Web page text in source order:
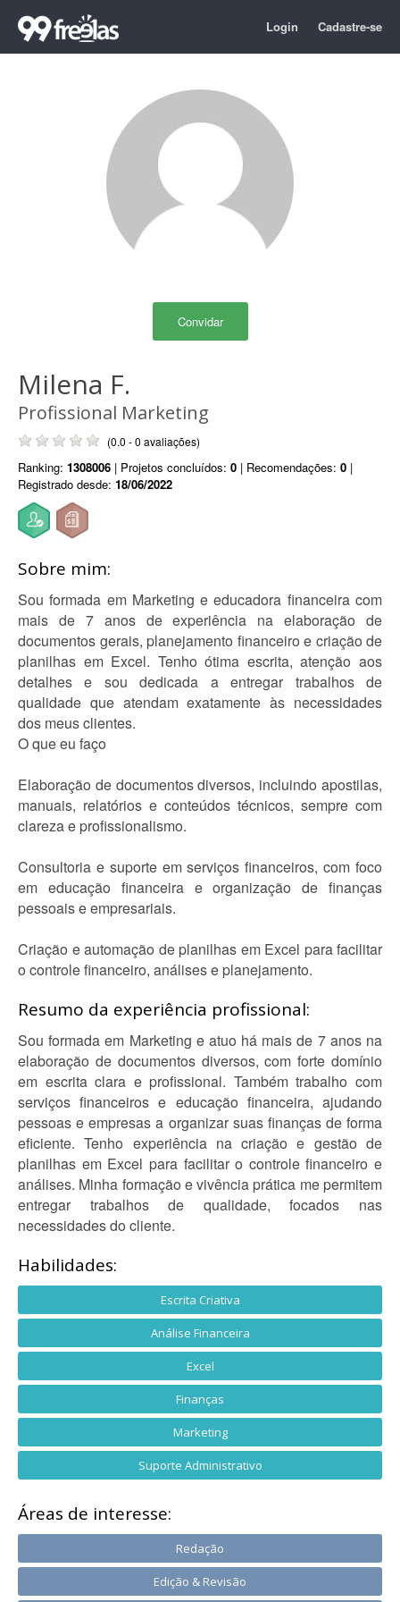
Login Cadastre-se
Convidar
Milena F.
Profissional Marketing
(0.0 - 0 avaliações)
Ranking: 1308006 | Projetos concluídos: 0 | Recomendações: 0 |
Registrado desde: 18/06/2022
Sobre mim:
Sou formada em Marketing e educadora financeira com
mais de 7 anos de experiência na elaboração de
documentos gerais, planejamento financeiro e criação de
planilhas em Excel. Tenho ótima escrita, atenção aos
detalhes e sou dedicada a entregar trabalhos de
qualidade que atendam exatamente às necessidades
dos meus clientes.
O que eu faço
Elaboração de documentos diversos, incluindo apostilas,
manuais, relatórios e conteúdos técnicos, sempre com
clareza e profissionalismo.
Consultoria e suporte em serviços financeiros, com foco
em educação financeira e organização de finanças
pessoais e empresariais.
Criação e automação de planilhas em Excel para facilitar
o controle financeiro, análises e planejamento.
Resumo da experiência profissional:
Sou formada em Marketing e atuo há mais de 7 anos na
elaboração de documentos diversos, com forte domínio
em escrita clara e profissional. Também trabalho com
serviços financeiros e educação financeira, ajudando
pessoas e empresas a organizar suas finanças de forma
eficiente. Tenho experiência na criação e gestão de
planilhas em Excel para facilitar o controle financeiro e
análises. Minha formação e vivência prática me permitem
entregar trabalhos de qualidade, focados nas
necessidades do cliente.
Habilidades:
Escrita Criativa
Análise Financeira
Excel
Finanças
Marketing
Suporte Administrativo
Áreas de interesse:
Redação
Edição & Revisão